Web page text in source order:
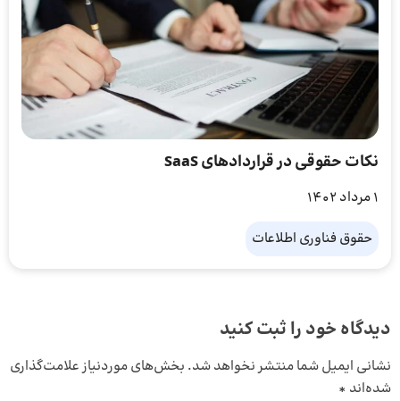
نکات حقوقی در قراردادهای SaaS
1 مرداد 1402
حقوق فناوری اطلاعات
دیدگاه خود را ثبت کنید
نشانی ایمیل شما منتشر نخواهد شد. بخش‌های موردنیاز علامت‌گذاری
شده‌اند *